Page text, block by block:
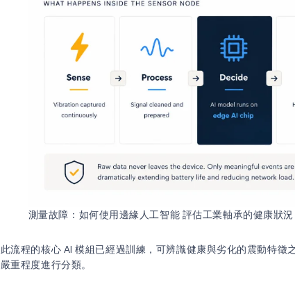
測量故障：如何使用邊緣人工智能 評估工業軸承的健康狀況
此流程的核心 AI 模組已經過訓練，可辨識健康與劣化的震動特徵
嚴重程度進行分類。